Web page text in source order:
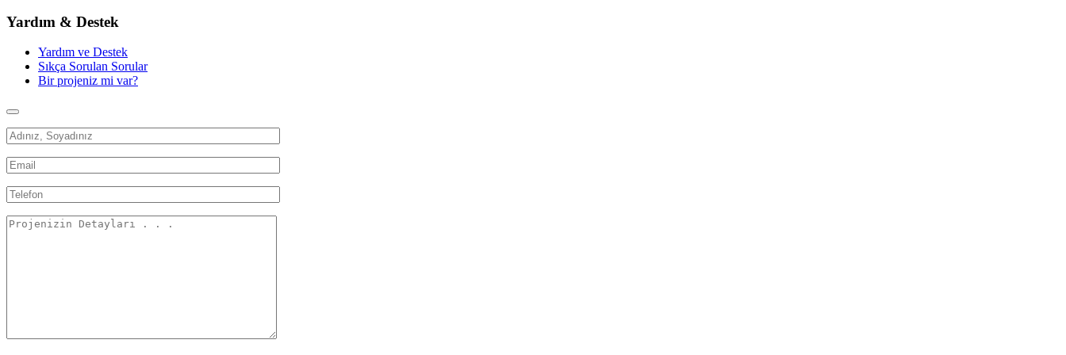
Yardım & Destek
Yardım ve Destek
Sıkça Sorulan Sorular
Bir projeniz mi var?